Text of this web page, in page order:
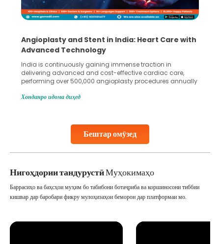
Бештар омӯзед
Angioplasty and Stent in India: Heart Care with
Advanced Technology
India is continuously gaining immense traction in
delivering advanced and cost-effective cardiac care,
performing over 500,000 angioplasty procedures annually
globe are searching for treatments like angioplasty and
Studies, such as one published
Хонданро идома диҳед
Нигоҳдории тандурустӣМуҳокимаҳо
Баррасиҳо ва баҳсҳои муҳим бо табибони ботаҷриба ва коршиносони тиббии
кишвар дар баробари фикру мулоҳизаҳои беморон дар платформаи мо.